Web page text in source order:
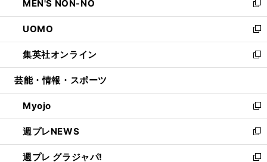
く
で
開
く
ド
ウ
で
開
く
ィ
ン
ド
ウ
で
開
い
ウ
ィ
ン
ド
ウ
開
く
MEN'S NON-NO
新
し
い
ウ
ィ
ン
ウ
で
開
く
UOMO
新
し
い
ウ
ン
ド
ウ
で
開
く
集英社オンライン
新
し
ウ
ィ
ン
ド
ウ
で
芸能・情報・スポーツ
Myojo
新
し
い
ウ
ィ
週プレNEWS
新
し
い
週プレ グラジャパ!
新